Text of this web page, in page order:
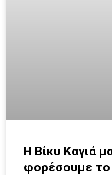
Η Βίκυ Καγιά
φορέσουμε το